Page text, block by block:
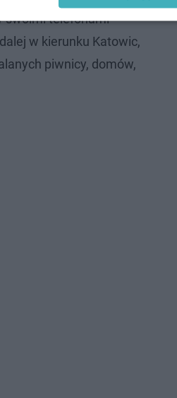
swoimi telefonami
w kierunku Katowic,
piwnicy, domów,